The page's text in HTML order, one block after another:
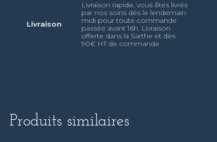
Livraison
Livraison rapide, vous êtes livrés
par nos soins dès le lendemain
midi pour toute commande
passée avant 16h. Livraison
offerte dans la Sarthe et dès
90€ HT de commande.
Produits similaires